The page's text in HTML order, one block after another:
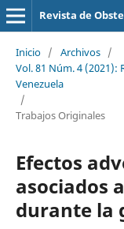
Revista de
Inicio / Archivos /
Vol. 81 Núm. 4 (2021):
Venezuela
/
Trabajos Originales
Efectos
asociados
durante la